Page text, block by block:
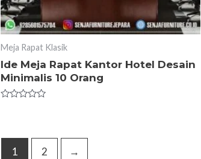
Meja Rapat Klasik
Ide Meja Rapat Kantor Hotel Desain
Minimalis 10 Orang
5
1 2 →